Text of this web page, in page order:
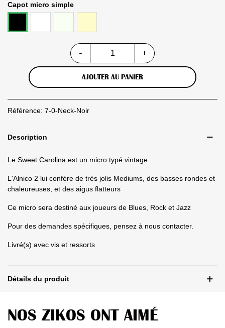
Capot micro simple
- +
AJOUTER AU PANIER
Référence: 7-0-Neck-Noir
Description
Le Sweet Carolina est un micro typé vintage.
L'Alnico 2 lui confère de très jolis Mediums, des basses rondes et
chaleureuses, et des aigus flatteurs
Ce micro sera destiné aux joueurs de Blues, Rock et Jazz
Pour des demandes spécifiques, pensez à nous contacter.
Livré(s) avec vis et ressorts
Détails du produit
NOS ZIKOS ONT AIMÉ